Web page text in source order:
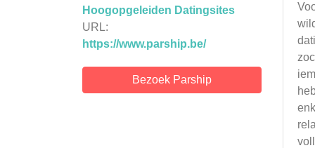
Hoogopgeleiden Datingsites
URL:
https://www.parship.be/
Bezoek Parship